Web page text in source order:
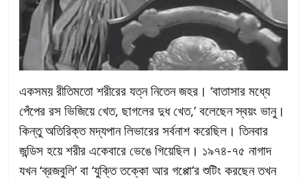
একসময় রীতিমতো শরীরের যত্ন নিতেন জহর। ‘বাতাসার মধ্যে
পেঁপের রস ভিজিয়ে খেত, ছাগলের দুধ খেত,’ বলেছেন স্বয়ং ভানু।
কিন্তু অতিরিক্ত মদ্যপান লিভারের সর্বনাশ করেছিল। তিনবার
জন্ডিস হয়ে শরীর একেবারে ভেঙে গিয়েছিল। ১৯৭৪-৭৫ নাগাদ
যখন ‘ব্রজবুলি’ বা ‘যুক্তি তক্কো আর গপ্পো’র শুটিং করছেন তখন